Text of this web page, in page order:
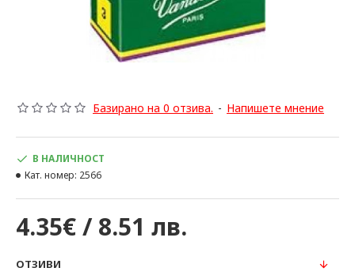
Базирано на 0 отзива. - Напишете мнение
4.35€ / 8.51 лв.
В НАЛИЧНОСТ
Кат. номер: 2566
ОТЗИВИ